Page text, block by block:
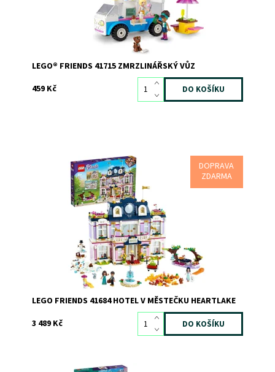
LEGO® FRIENDS 41715 ZMRZLINÁŘSKÝ VŮZ
459 Kč
DOPRAVA
ZDARMA
Jedinečný hotel, který vás rád přivítá v každou roční
Dostupnost:
Skladem2
8638
LEGO
LEGO FRIENDS 41684 HOTEL V MĚSTEČKU HEARTLAKE
3 489 Kč